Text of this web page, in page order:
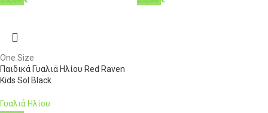
One Size
Παιδικά Γυαλιά Ηλίου Red Raven
Kids Sol Black
Γυαλιά Ηλίου